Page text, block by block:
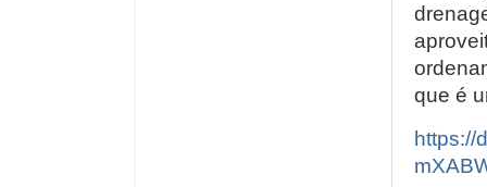
que é
https://